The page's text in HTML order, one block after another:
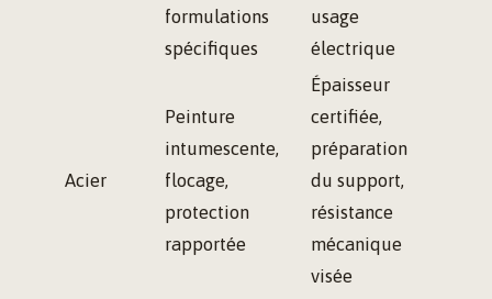
formulations
spécifiques
usage
électrique
Acier
Peinture
intumescente,
flocage,
protection
rapportée
Épaisseur
certifiée,
préparation
du support,
résistance
mécanique
visée